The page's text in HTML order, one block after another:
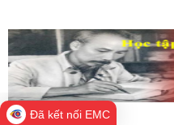
Đã kết nối EMC